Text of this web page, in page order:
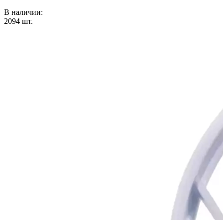
В наличии:
2094 шт.